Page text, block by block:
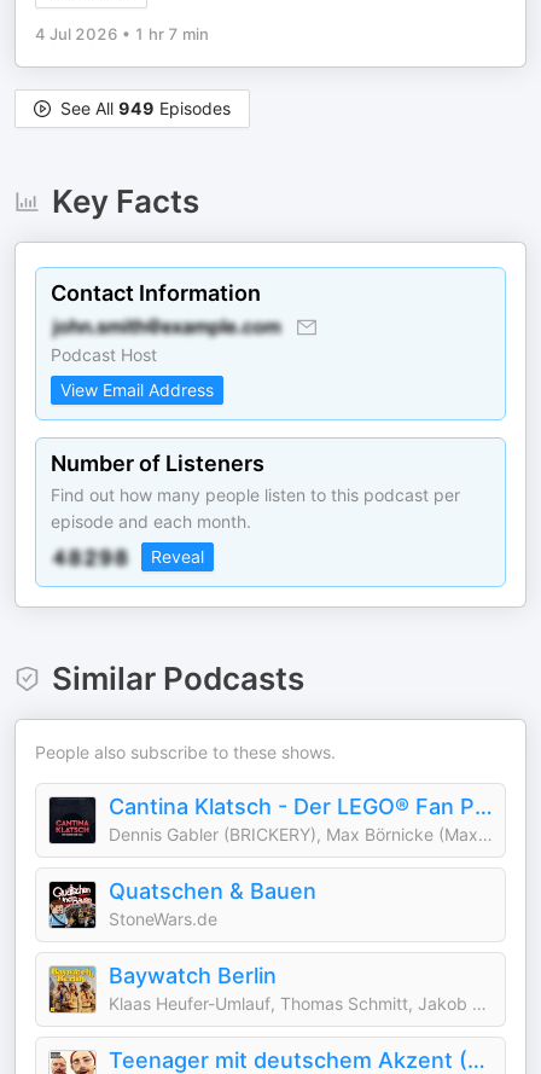
4 Jul 2026 • 1 hr 7 min
See All 949 Episodes
Key Facts
Contact Information
Podcast Host
View Email Address
Number of Listeners
Find out how many people listen to this podcast per
episode and each month.
Reveal
Similar Podcasts
People also subscribe to these shows.
Cantina Klatsch - Der LEGO® Fan Podcast
Dennis Gabler (BRICKERY), Max Börnicke (Max baut)
Quatschen & Bauen
StoneWars.de
Baywatch Berlin
Klaas Heufer-Umlauf, Thomas Schmitt, Jakob Lundt & Studio Bummens
Teenager mit deutschem Akzent (TMDA)